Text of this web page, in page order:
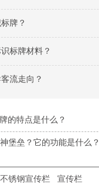
牌？
标牌材料？
流走向？
的特点是什么？
堡垒？它的功能是什么？
不锈钢宣传栏 宣传栏